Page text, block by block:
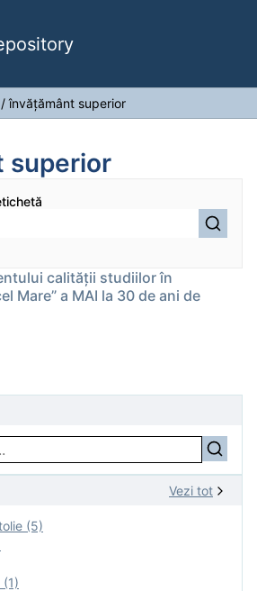
/învăţământ superior
superior
calităţii studiilor în
Mare” a MAI la 30 de ani de
Vezi tot
(5)
(1)